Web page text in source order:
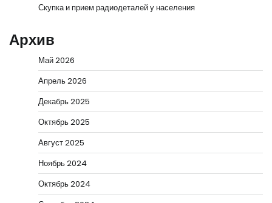
Скупка и прием радиодеталей у населения
Архив
Май 2026
Апрель 2026
Декабрь 2025
Октябрь 2025
Август 2025
Ноябрь 2024
Октябрь 2024